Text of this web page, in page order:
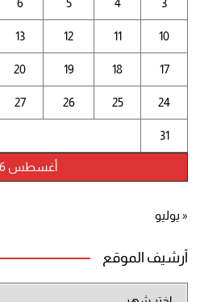
أغسطس 2026
10
11
12
13
17
18
19
20
24
25
26
27
31
« يوليو
أرشيف الموقع